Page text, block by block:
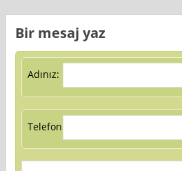
Bir mesaj yaz
Adınız:
Telefon: